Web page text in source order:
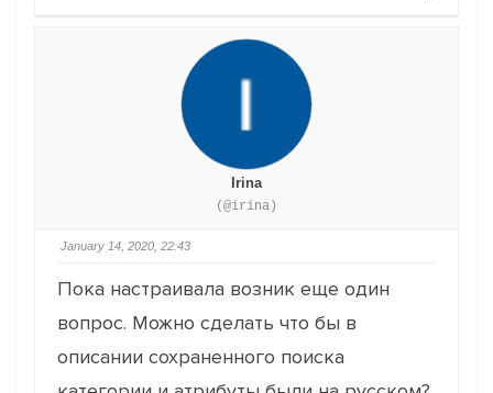
Irina
(@irina)
January 14, 2020, 22:43
Пока настраивала возник еще один
вопрос. Можно сделать что бы в
описании сохраненного поиска